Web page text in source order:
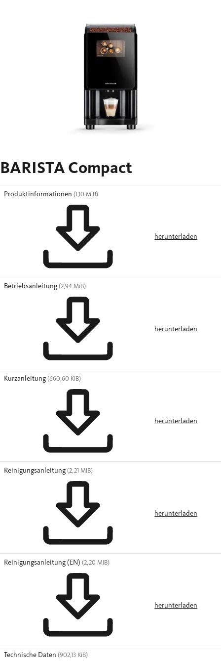
BARISTA Compact
Produktinformationen(1,10 MiB)
herunterladen
Betriebsanleitung(2,94 MiB)
herunterladen
Kurzanleitung(660,60 KiB)
herunterladen
Reinigungsanleitung(2,21 MiB)
herunterladen
Reinigungsanleitung (EN)(2,20 MiB)
herunterladen
Technische Daten(902,13 KiB)